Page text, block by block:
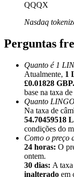
Até 65% de
Indicação
Convide um
BTC Welcome
QQQX
Nasdaq
Perguntas
Quanto é 1
Atualmente, 1
£0.01828 GBP.
base na taxa
Quanto
Na taxa de
54.70459518
condições do
Como o preço
24 horas: O
ontem.
30 dias: A
inalterado em